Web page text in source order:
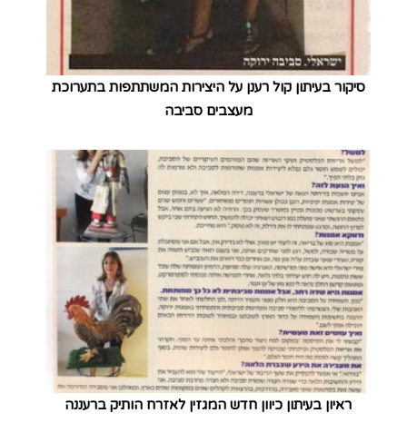
סיקור בעיתון קול רענן על היצירות המשתתפות בתערוכת
מעצבים סביבה
ראיון בעיתון כיוון חדש המגזין לאזרח הותיק ברעננה